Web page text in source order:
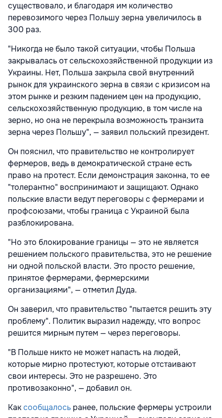
существовало, и благодаря им количество
перевозимого через Польшу зерна увеличилось в
300 раз.
"Никогда не было такой ситуации, чтобы Польша
закрывалась от сельскохозяйственной продукции из
Украины. Нет, Польша закрыла свой внутренний
рынок для украинского зерна в связи с кризисом на
этом рынке и резким падением цен на продукцию,
сельскохозяйственную продукцию, в том числе на
зерно, но она не перекрыла возможность транзита
зерна через Польшу", — заявил польский президент.
Он пояснил, что правительство не контролирует
фермеров, ведь в демократической стране есть
право на протест. Если демонстрация законна, то ее
"толерантно" воспринимают и защищают. Однако
польские власти ведут переговоры с фермерами и
профсоюзами, чтобы граница с Украиной была
разблокирована.
"Но это блокирование границы — это не является
решением польского правительства, это не решение
ни одной польской власти. Это просто решение,
принятое фермерами, фермерскими
организациями", — отметил Дуда.
Он заверил, что правительство "пытается решить эту
проблему". Политик выразил надежду, что вопрос
решится мирным путем — через переговоры.
"В Польше никто не может напасть на людей,
которые мирно протестуют, которые отстаивают
свои интересы. Это не разрешено. Это
противозаконно", — добавил он.
Каксообщалось ранее, польские фермеры устроили